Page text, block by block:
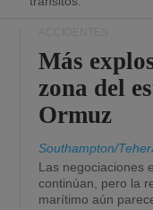
Más
zona del
Ormuz
Southampton/
Las negociaciones
continúan, pero la
marítimo aún